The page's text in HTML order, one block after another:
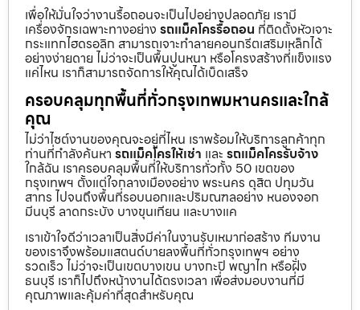
เพื่อให้มั่นใจว่างานรื้อถอนจะเป็นไปอย่างปลอดภัย เรามี
เครื่องจักรเฉพาะทางอย่าง รถแม็คโครรื้อถอน ที่ติดตั้งหัวเจาะ
กระแทกไฮดรอลิก สามารถเจาะทำลายคอนกรีตเสริมเหล็กได้
อย่างง่ายดาย ไม่ว่าจะเป็นพื้นปูนหนา หรือโครงสร้างที่แข็งแรง
แค่ไหน เราก็สามารถจัดการให้คุณได้เบ็ดเสร็จ
ครอบคลุมทุกพื้นที่ทั่วกรุงเทพมหานครและใกล้
คุณ
ไม่ว่าไซต์งานของคุณจะอยู่ที่ไหน เราพร้อมให้บริการลูกค้าทุก
ท่านที่กำลังค้นหา รถแม็คโครให้เช่า และ รถแม็คโครรับจ้าง
ใกล้ฉัน เราครอบคลุมพื้นที่ให้บริการทั่วทั้ง 50 เขตของ
กรุงเทพฯ ตั้งแต่ใจกลางเมืองอย่าง พระนคร ดุสิต ปทุมวัน
สาทร ไปจนถึงพื้นที่รอบนอกและปริมณฑลอย่าง หนองจอก
มีนบุรี ลาดกระบัง บางขุนเทียน และบางแค
เราเข้าใจดีว่าเวลาเป็นสิ่งมีค่าในงานรับเหมาก่อสร้าง ทีมงาน
ของเราจึงพร้อมแสตนด์บายลงพื้นที่ทั่วกรุงเทพฯ อย่าง
รวดเร็ว ไม่ว่าจะเป็นเขตบางเขน บางกะปิ พญาไท หรือฝั่ง
ธนบุรี เราก็ไปถึงหน้างานได้ตรงเวลา เพื่อส่งมอบงานที่มี
คุณภาพและคุ้มค่าที่สุดสำหรับคุณ